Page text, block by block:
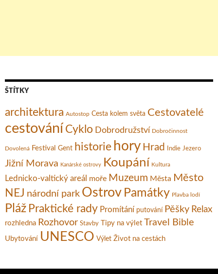
ŠTÍTKY
architektura Autostop Cesta kolem světa Cestovatelé
cestování Cyklo Dobrodružství Dobročinnost
Dovolená Festival Gent historie hory Hrad Indie Jezero
Jižní Morava Kanárské ostrovy Koupání Kultura
Lednicko-valtický areál moře Muzeum Města Město
NEJ národní park Ostrov Památky Plavba lodí
Pláž Praktické rady Promítání putování Pěšky Relax
rozhledna Rozhovor Stavby Tipy na výlet Travel Bible
Ubytování UNESCO Výlet Život na cestách